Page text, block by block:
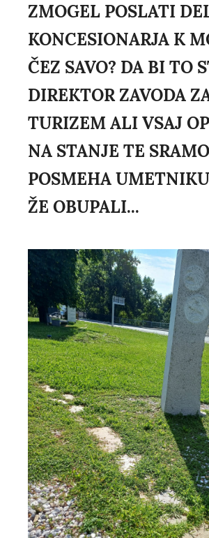
ZMOGEL POSLATI
KONCESIONARJA K
ČEZ SAVO? DA BI TO
DIREKTOR ZAVODA
TURIZEM ALI VSAJ
NA STANJE TE
POSMEHA
ŽE OBUPALI...